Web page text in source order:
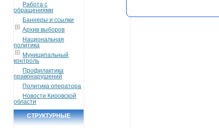
Работа с
обращениями
Баннеры и ссылки
Архив выборов
Национальная
политика
Муниципальный
контроль
Профилактика
правонарушений
Политика оператора
Новости Кировской
области
СТРУКТУРНЫЕ